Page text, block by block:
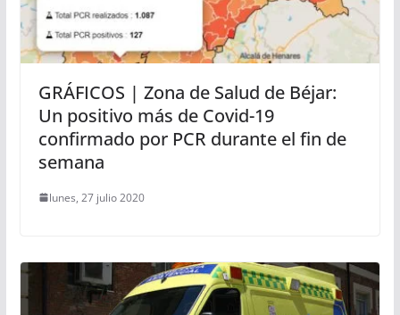
GRÁFICOS | Zona de Salud de Béjar:
Un positivo más de Covid-19
confirmado por PCR durante el fin de
semana
lunes, 27 julio 2020